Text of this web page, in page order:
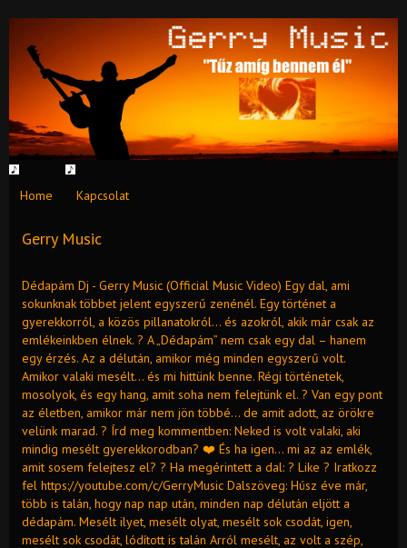
Home Kapcsolat
Gerry Music
Dédapám Dj - Gerry Music (Official Music Video) Egy dal, ami
sokunknak többet jelent egyszerű zenénél. Egy történet a
gyerekkorról, a közös pillanatokról… és azokról, akik már csak az
emlékeinkben élnek. ? A „Dédapám” nem csak egy dal – hanem
egy érzés. Az a délután, amikor még minden egyszerű volt.
Amikor valaki mesélt… és mi hittünk benne. Régi történetek,
mosolyok, és egy hang, amit soha nem felejtünk el. ? Van egy pont
az életben, amikor már nem jön többé… de amit adott, az örökre
velünk marad. ? Írd meg kommentben: Neked is volt valaki, aki
mindig mesélt gyerekkorodban? ❤️ És ha igen… mi az az emlék,
amit sosem felejtesz el? ? Ha megérintett a dal: ? Like ? Iratkozz
fel https://youtube.com/c/GerryMusic Dalszöveg: Húsz éve már,
több is talán, hogy nap nap után, minden nap délután eljött a
dédapám. Mesélt ilyet, mesélt olyat, mesélt sok csodát, igen,
mesélt sok csodát, lódított is talán Arról mesélt, az volt a szép,